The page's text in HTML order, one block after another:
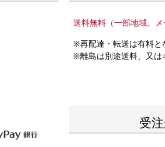
送料無料（一部地域、
※再配達・転送は有料と
※離島は別途送料、又は
受